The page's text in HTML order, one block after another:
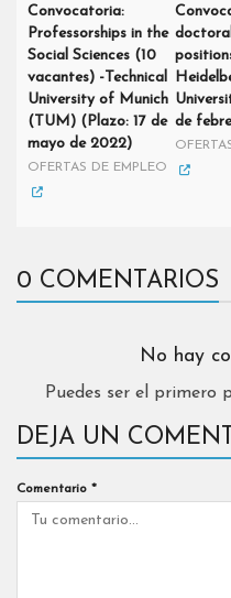
Convocatoria:
Professorships in the
Social Sciences (10
vacantes) -Technical
University of Munich
(TUM) (Plazo: 17 de
mayo de 2022)
OFERTAS DE EMPLEO
de
0 COMENTARIOS
No hay
Puedes ser el primero
DEJA UN
Comentario *